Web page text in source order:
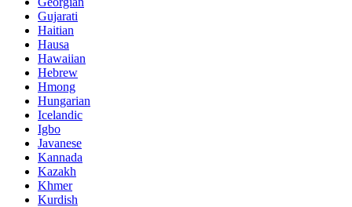
Gujarati
Haitian
Hausa
Hawaiian
Hebrew
Hmong
Hungarian
Icelandic
Igbo
Javanese
Kannada
Kazakh
Khmer
Kurdish